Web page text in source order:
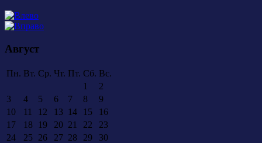
Август
Пн. Вт. Ср. Чт. Пт. Сб. Вс.
1
2
3
4 5 6 7 8
9
10
11 12 13 14 15
16
17
18 19 20 21 22
23
24
25 26 27 28 29
30